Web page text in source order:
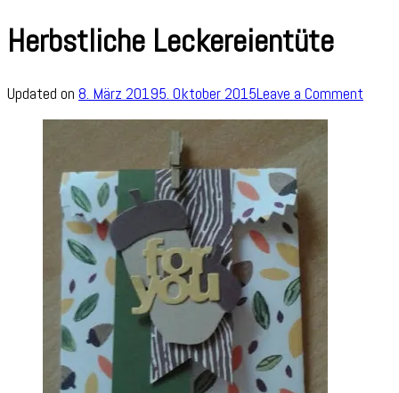
Herbstliche Leckereientüte
Updated on 8. März 20195. Oktober 2015Leave a Comment